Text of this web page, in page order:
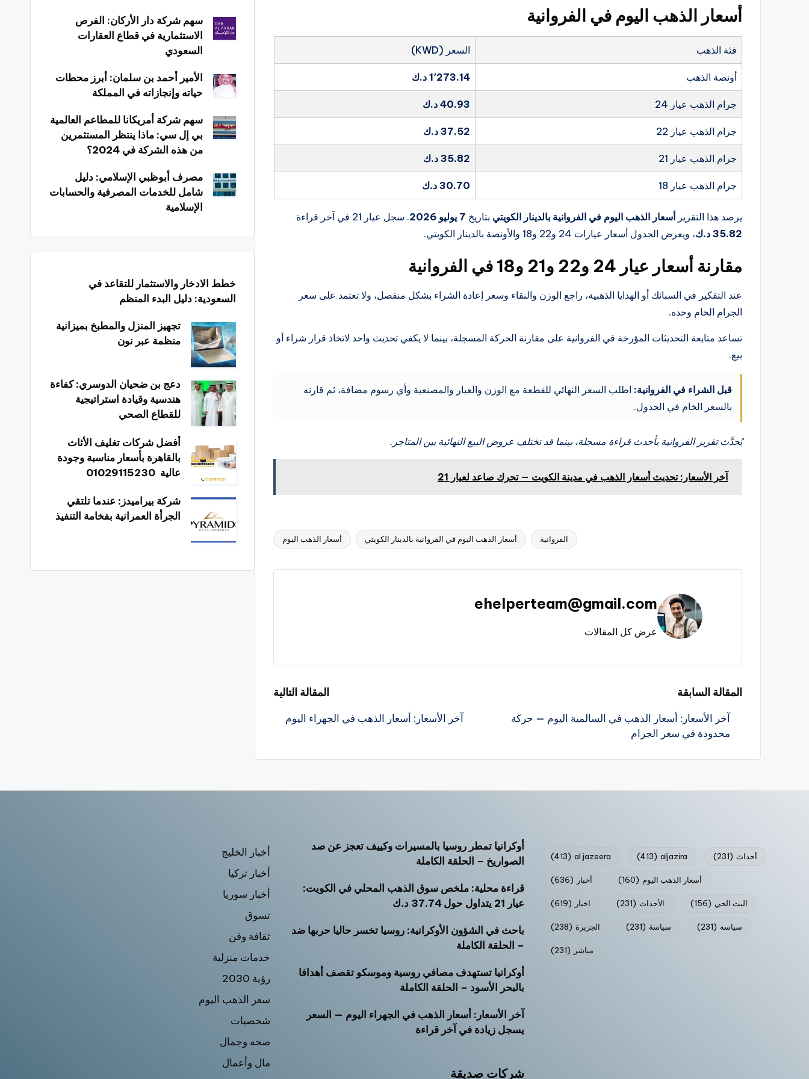
أسعار الذهب اليوم في الفروانية
فئة الذهب السعر (KWD)
أونصة الذهب 1٬273.14 د.ك
جرام الذهب عيار 24 40.93 د.ك
جرام الذهب عيار 22 37.52 د.ك
جرام الذهب عيار 21 35.82 د.ك
جرام الذهب عيار 18 30.70 د.ك
يرصد هذا التقرير أسعار الذهب اليوم في الفروانية بالدينار الكويتي بتاريخ 7 يوليو 2026
. سجل عيار 21 في آخر قراءة
35.82 د.ك
، ويعرض الجدول أسعار عيارات 24 و22 و18 والأونصة بالدينار الكويتي.
مقارنة أسعار عيار 24 و22 و21 و18 في الفروانية
عند التفكير في السبائك أو الهدايا الذهبية، راجع الوزن والنقاء وسعر إعادة الشراء بشكل منفصل، ولا تعتمد على سعر
الجرام الخام وحده.
تساعد متابعة التحديثات المؤرخة في الفروانية على مقارنة الحركة المسجلة، بينما لا يكفي تحديث واحد لاتخاذ قرار شراء أو
بيع.
قبل الشراء في الفروانية: اطلب السعر النهائي للقطعة مع الوزن والعيار والمصنعية وأي رسوم مضافة، ثم قارنه
بالسعر الخام في الجدول.
يُحدَّث تقرير الفروانية بأحدث قراءة مسجلة، بينما قد تختلف عروض البيع النهائية بين المتاجر.
آخر الأسعار: تحديث أسعار الذهب في مدينة الكويت — تحرك صاعد لعيار 21
أسعار الذهب اليوم أسعار الذهب اليوم في الفروانية بالدينار الكويتي الفروانية
ehelperteam@gmail.com
عرض كل المقالات
تصفّح
المقالات
المقالة السابقة
آخر الأسعار: أسعار الذهب في السالمية اليوم — حركة
محدودة في سعر الجرام
المقالة التالية
آخر الأسعار: أسعار الذهب في الجهراء اليوم
سهم شركة دار الأركان: الفرص
الاستثمارية في قطاع العقارات
السعودي
الأمير أحمد بن سلمان: أبرز محطات
حياته وإنجازاته في المملكة
سهم شركة أمريكانا للمطاعم العالمية
بي إل سي: ماذا ينتظر المستثمرين
من هذه الشركة في 2024؟
مصرف أبوظبي الإسلامي: دليل
شامل للخدمات المصرفية والحسابات
الإسلامية
خطط الادخار والاستثمار للتقاعد في
السعودية: دليل البدء المنظم
تجهيز المنزل والمطبخ بميزانية
منظمة عبر نون
دعج بن ضحيان الدوسري: كفاءة
هندسية وقيادة استراتيجية
للقطاع الصحي
أفضل شركات تغليف الأثاث
بالقاهرة بأسعار مناسبة وجودة
عالية 01029115230
شركة بيراميدز: عندما تلتقي
الجرأة العمرانية بفخامة التنفيذ
al jazeera
(413) aljazira
(413) أحداث (231)
أخبار (636) أسعار الذهب اليوم (160)
اخبار (619) الأحداث (231) البث الحي (156)
الجزيرة (238) سياسة (231) سياسه (231)
مباشر (231)
أوكرانيا تمطر روسيا بالمسيرات وكييف تعجز عن صد
الصواريخ – الحلقة الكاملة
قراءة محلية: ملخص سوق الذهب المحلي في الكويت:
عيار 21 يتداول حول 37.74 د.ك
باحث في الشؤون الأوكرانية: روسيا تخسر حاليا حربها ضد
– الحلقة الكاملة
أوكرانيا تستهدف مصافي روسية وموسكو تقصف أهدافا
بالبحر الأسود – الحلقة الكاملة
آخر الأسعار: أسعار الذهب في الجهراء اليوم — السعر
يسجل زيادة في آخر قراءة
شركات صديقة
أخبار الخليج
أخبار تركيا
أخبار سوريا
تسوق
ثقافة وفن
خدمات منزلية
رؤية 2030
سعر الذهب اليوم
شخصيات
صحه وجمال
مال وأعمال